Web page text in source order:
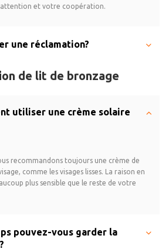
et votre coopération.
une réclamation?
de lit de bronzage
utiliser une crème solaire
recommandons toujours une crème de
comme les visages lisses. La raison en
plus sensible que le reste de votre
pouvez-vous garder la